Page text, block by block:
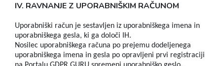
IV. RAVNANJE Z UPORABNIŠKIM RAČUNOM
Uporabniški račun je sestavljen iz uporabniškega imena in
uporabniškega gesla, ki ga določi IH.
Nosilec uporabniškega računa po prejemu dodeljenega
uporabniškega imena in gesla po opravljeni prvi registraciji